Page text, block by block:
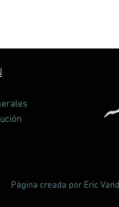
Página creada por Èric